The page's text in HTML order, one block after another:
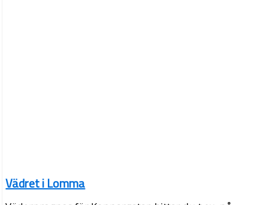
Vädret i Lomma